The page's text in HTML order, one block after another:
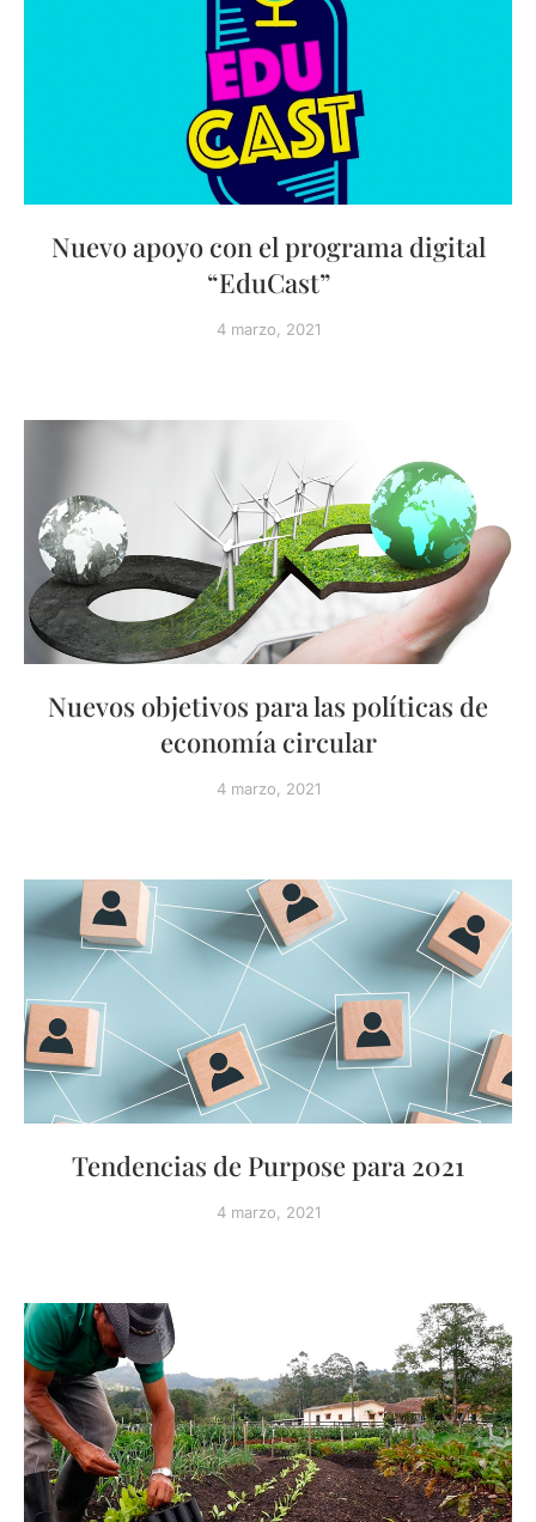
Nuevo apoyo con el programa digital
“EduCast”
4 marzo, 2021
Nuevos objetivos para las políticas de
economía circular
4 marzo, 2021
Tendencias de Purpose para 2021
4 marzo, 2021